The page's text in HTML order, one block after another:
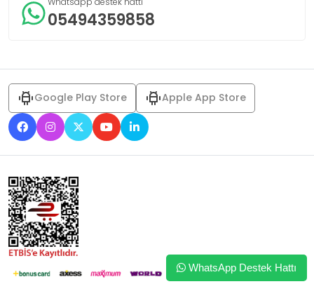
05494359858
Google Play Store Apple App Store
WhatsApp Destek Hattı